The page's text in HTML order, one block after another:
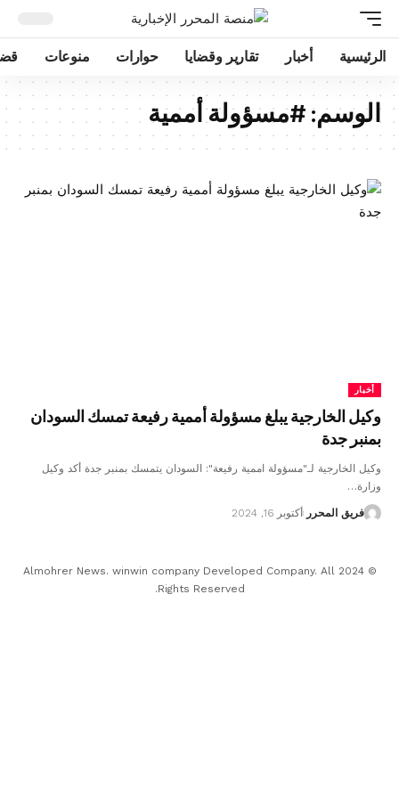
الرئيسية أخبار تقارير وقضايا حوارات منوعات
الوسم: #مسؤولة أممية
أخبار
وكيل الخارجية يبلغ مسؤولة أممية رفيعة تمسك السودان
بمنبر جدة
وكيل الخارجية لـ"مسؤولة اممية رفيعة": السودان يتمسك بمنبر جدة أكد وكيل
وزارة…
فريق المحرر أكتوبر 16, 2024
© 2024 Almohrer News. winwin company Developed Company. All
Rights Reserved.